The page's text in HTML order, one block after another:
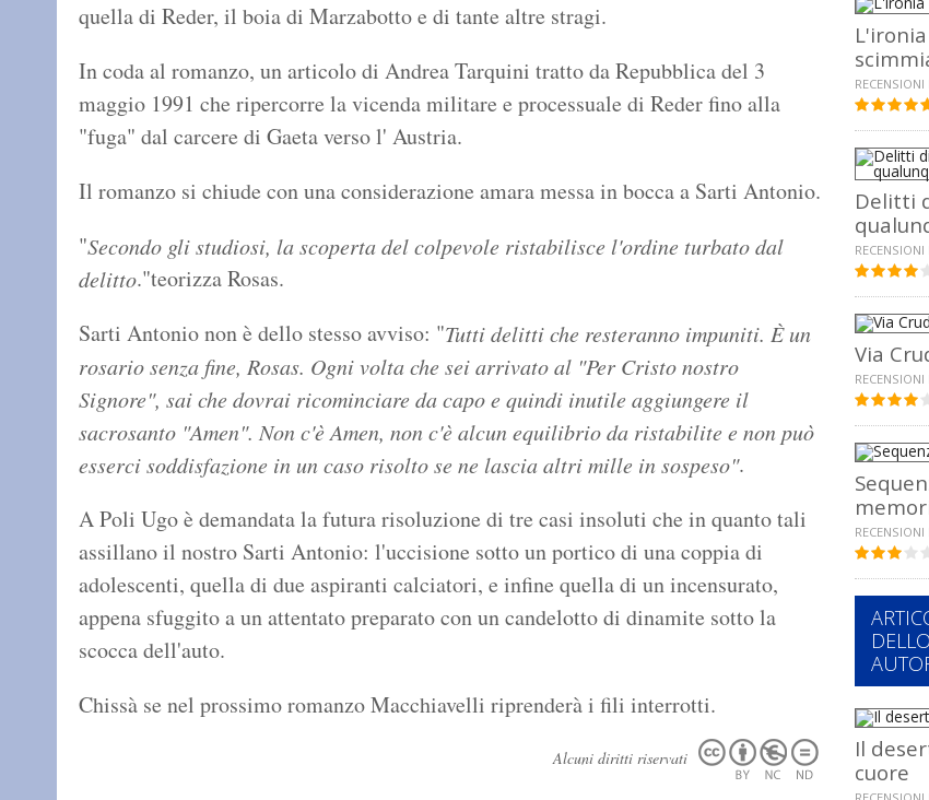
quella di Reder, il boia di Marzabotto e di tante altre stragi.
In coda al romanzo, un articolo di Andrea Tarquini tratto da Repubblica del 3
maggio 1991 che ripercorre la vicenda militare e processuale di Reder fino alla
"fuga" dal carcere di Gaeta verso l' Austria.
Il romanzo si chiude con una considerazione amara messa in bocca a Sarti Antonio.
"Secondo gli studiosi, la scoperta del colpevole ristabilisce l'ordine turbato dal
delitto."teorizza Rosas.
Sarti Antonio non è dello stesso avviso: "Tutti delitti che resteranno impuniti. È un
rosario senza fine, Rosas. Ogni volta che sei arrivato al "Per Cristo nostro
Signore", sai che dovrai ricominciare da capo e quindi inutile aggiungere il
sacrosanto "Amen". Non c'è Amen, non c'è alcun equilibrio da ristabilite e non può
esserci soddisfazione in un caso risolto se ne lascia altri mille in sospeso".
A Poli Ugo è demandata la futura risoluzione di tre casi insoluti che in quanto tali
assillano il nostro Sarti Antonio: l'uccisione sotto un portico di una coppia di
adolescenti, quella di due aspiranti calciatori, e infine quella di un incensurato,
appena sfuggito a un attentato preparato con un candelotto di dinamite sotto la
scocca dell'auto.
Chissà se nel prossimo romanzo Macchiavelli riprenderà i fili interrotti.
Alcuni diritti riservati
Delitti
Via
Il
cuore